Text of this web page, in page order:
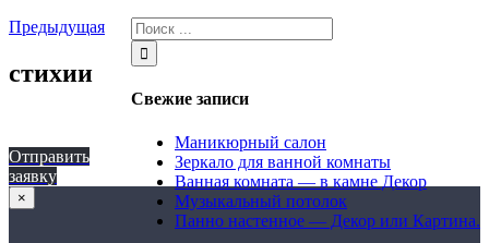
Предыдущая
стихии
Свежие записи
Маникюрный салон
Зеркало для ванной комнаты
Ванная комната — в камне Декор
Музыкальный потолок
Панно настенное — Декор или Картина.
Отправить
заявку
×